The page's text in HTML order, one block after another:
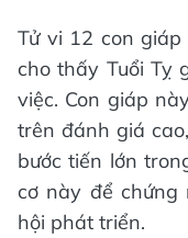
Tử vi 12 con
cho thấy Tuổi Tỵ
việc. Con giáp
trên đánh giá
bước tiến lớn
cơ này để
hội phát triển.